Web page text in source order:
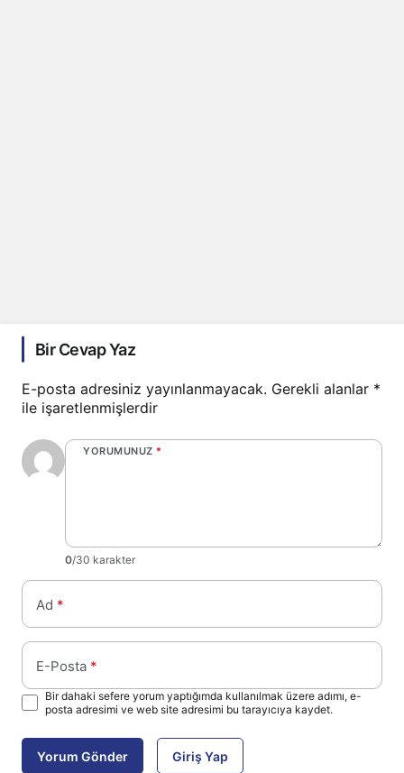
Bir Cevap Yaz
E-posta adresiniz yayınlanmayacak. Gerekli alanlar *
ile işaretlenmişlerdir
YORUMUNUZ *
0/30 karakter
Ad *
E-Posta *
Bir dahaki sefere yorum yaptığımda kullanılmak üzere adımı, e-
posta adresimi ve web site adresimi bu tarayıcıya kaydet.
Yorum Gönder Giriş Yap